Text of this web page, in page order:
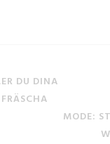
DU DINA
MODE: